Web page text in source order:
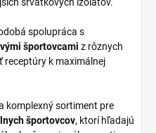
srvátkových izolátov.
spolupráca s
športovcami z rôznych
receptúry k maximálnej
komplexný sortiment pre
športovcov, ktorí hľadajú